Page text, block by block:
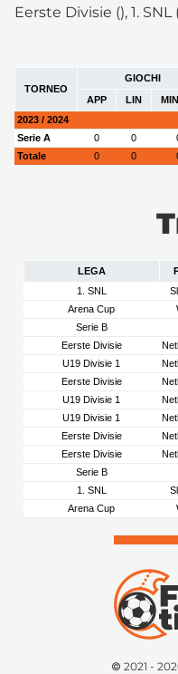
Eerste Divisie (), 1. SNL
TORNEO
GIOCHI
APP
LIN
2023 / 2024
Serie A
0 0
Totale
0 0
LEGA
1. SNL
Arena Cup
Serie B
Eerste Divisie
U19 Divisie 1
Eerste Divisie
U19 Divisie 1
U19 Divisie 1
Eerste Divisie
Eerste Divisie
Serie B
1. SNL
Arena Cup
© 2021 -